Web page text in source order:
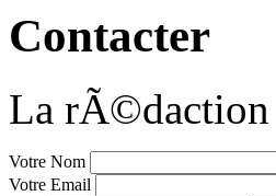
Contacter
La rÃ©daction
Votre Nom
Votre Email